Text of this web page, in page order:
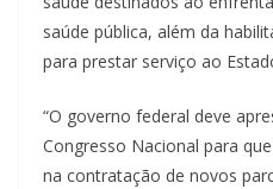
saúde pública, além da
para prestar serviço ao
“O governo federal deve
Congresso Nacional para
na contratação de novos